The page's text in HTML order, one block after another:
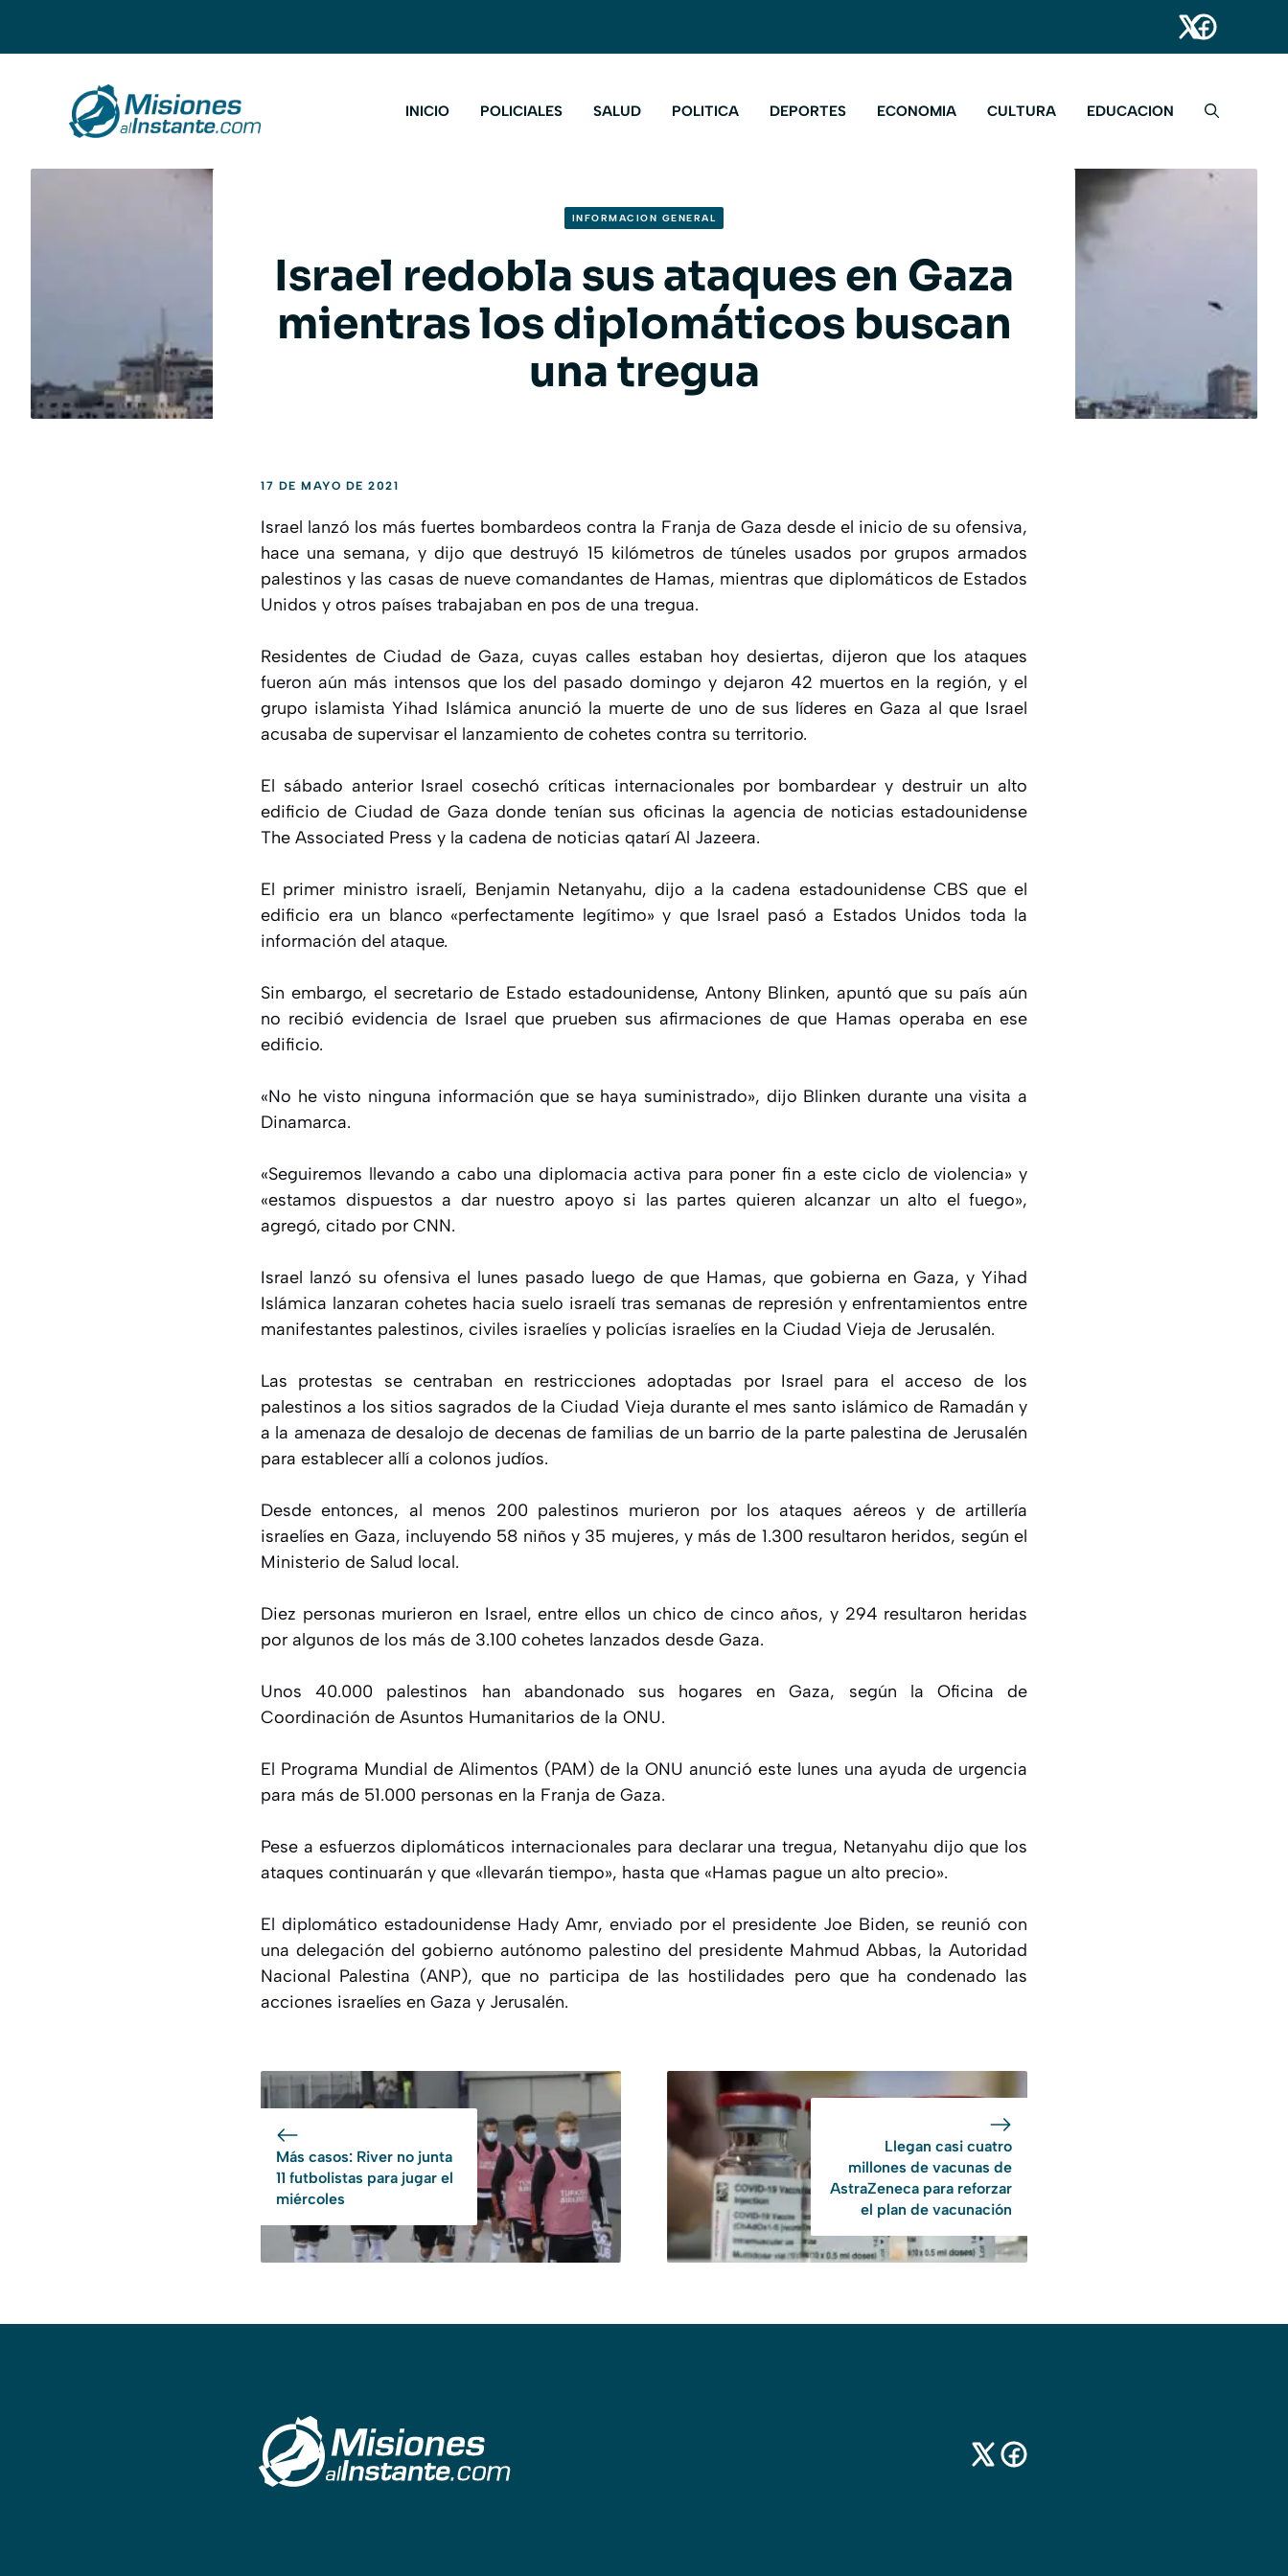
INICIO POLICIALES SALUD POLITICA DEPORTES ECONOMIA CULTURA EDUCACION
INFORMACION GENERAL
Israel redobla sus ataques en Gaza
mientras los diplomáticos buscan
una tregua
17 DE MAYO DE 2021
Israel lanzó los más fuertes bombardeos contra la Franja de Gaza desde el inicio de su ofensiva,
hace una semana, y dijo que destruyó 15 kilómetros de túneles usados por grupos armados
palestinos y las casas de nueve comandantes de Hamas, mientras que diplomáticos de Estados
Unidos y otros países trabajaban en pos de una tregua.
Residentes de Ciudad de Gaza, cuyas calles estaban hoy desiertas, dijeron que los ataques
fueron aún más intensos que los del pasado domingo y dejaron 42 muertos en la región, y el
grupo islamista Yihad Islámica anunció la muerte de uno de sus líderes en Gaza al que Israel
acusaba de supervisar el lanzamiento de cohetes contra su territorio.
El sábado anterior Israel cosechó críticas internacionales por bombardear y destruir un alto
edificio de Ciudad de Gaza donde tenían sus oficinas la agencia de noticias estadounidense
The Associated Press y la cadena de noticias qatarí Al Jazeera.
El primer ministro israelí, Benjamin Netanyahu, dijo a la cadena estadounidense CBS que el
edificio era un blanco «perfectamente legítimo» y que Israel pasó a Estados Unidos toda la
información del ataque.
Sin embargo, el secretario de Estado estadounidense, Antony Blinken, apuntó que su país aún
no recibió evidencia de Israel que prueben sus afirmaciones de que Hamas operaba en ese
edificio.
«No he visto ninguna información que se haya suministrado», dijo Blinken durante una visita a
Dinamarca.
«Seguiremos llevando a cabo una diplomacia activa para poner fin a este ciclo de violencia» y
«estamos dispuestos a dar nuestro apoyo si las partes quieren alcanzar un alto el fuego»,
agregó, citado por CNN.
Israel lanzó su ofensiva el lunes pasado luego de que Hamas, que gobierna en Gaza, y Yihad
Islámica lanzaran cohetes hacia suelo israelí tras semanas de represión y enfrentamientos entre
manifestantes palestinos, civiles israelíes y policías israelíes en la Ciudad Vieja de Jerusalén.
Las protestas se centraban en restricciones adoptadas por Israel para el acceso de los
palestinos a los sitios sagrados de la Ciudad Vieja durante el mes santo islámico de Ramadán y
a la amenaza de desalojo de decenas de familias de un barrio de la parte palestina de Jerusalén
para establecer allí a colonos judíos.
Desde entonces, al menos 200 palestinos murieron por los ataques aéreos y de artillería
israelíes en Gaza, incluyendo 58 niños y 35 mujeres, y más de 1.300 resultaron heridos, según el
Ministerio de Salud local.
Diez personas murieron en Israel, entre ellos un chico de cinco años, y 294 resultaron heridas
por algunos de los más de 3.100 cohetes lanzados desde Gaza.
Unos 40.000 palestinos han abandonado sus hogares en Gaza, según la Oficina de
Coordinación de Asuntos Humanitarios de la ONU.
El Programa Mundial de Alimentos (PAM) de la ONU anunció este lunes una ayuda de urgencia
para más de 51.000 personas en la Franja de Gaza.
Pese a esfuerzos diplomáticos internacionales para declarar una tregua, Netanyahu dijo que los
ataques continuarán y que «llevarán tiempo», hasta que «Hamas pague un alto precio».
El diplomático estadounidense Hady Amr, enviado por el presidente Joe Biden, se reunió con
una delegación del gobierno autónomo palestino del presidente Mahmud Abbas, la Autoridad
Nacional Palestina (ANP), que no participa de las hostilidades pero que ha condenado las
acciones israelíes en Gaza y Jerusalén.
Más casos: River no junta
11 futbolistas para jugar el
miércoles
Llegan casi cuatro
millones de vacunas de
AstraZeneca para reforzar
el plan de vacunación